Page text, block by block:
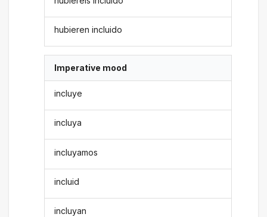
hubieren incluido
Imperative mood
incluye
incluya
incluyamos
incluid
incluyan